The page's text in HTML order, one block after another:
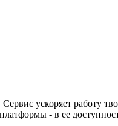
ускоряет работу
- в ее